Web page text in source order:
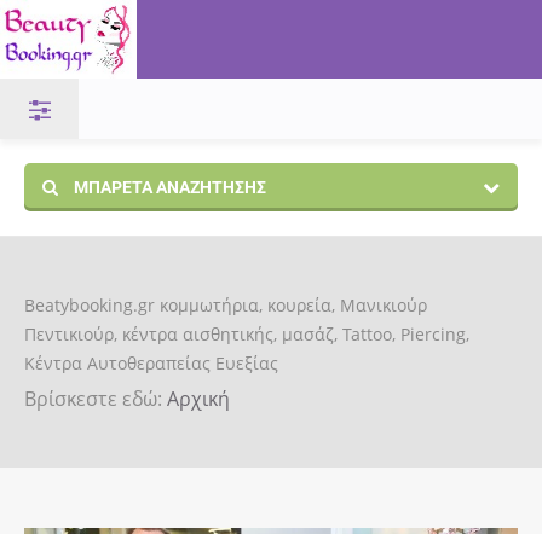
ΜΠΑΡΈΤΑ ΑΝΑΖΉΤΗΣΗΣ
Beatybooking.gr κομμωτήρια, κουρεία, Μανικιούρ
Πεντικιούρ, κέντρα αισθητικής, μασάζ, Tattoo, Piercing,
Κέντρα Αυτοθεραπείας Ευεξίας
Βρίσκεστε εδώ: Αρχική